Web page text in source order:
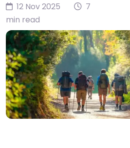
12 Nov 2025
7
min read